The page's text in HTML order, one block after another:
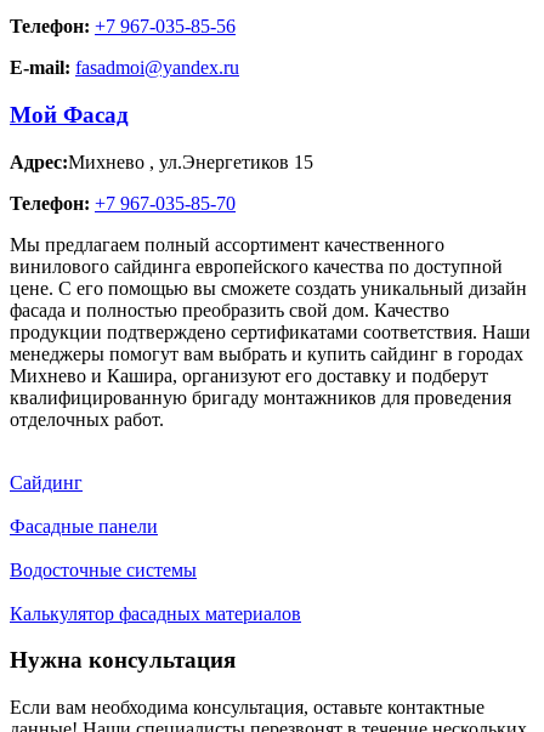
Телефон: +7 967-035-85-56
E-mail: fasadmoi@yandex.ru
Мой Фасад
Адрес:Михнево , ул.Энергетиков 15
Телефон: +7 967-035-85-70
Мы предлагаем полный ассортимент качественного
винилового сайдинга европейского качества по доступной
цене. С его помощью вы сможете создать уникальный дизайн
фасада и полностью преобразить свой дом. Качество
продукции подтверждено сертификатами соответствия. Наши
менеджеры помогут вам выбрать и купить сайдинг в городах
Михнево и Кашира, организуют его доставку и подберут
квалифицированную бригаду монтажников для проведения
отделочных работ.
Сайдинг
Фасадные панели
Водосточные системы
Калькулятор фасадных материалов
Нужна консультация
Если вам необходима консультация, оставьте контактные